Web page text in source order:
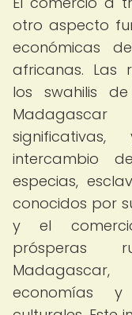
otro aspecto
económicas
africanas. Las
los swahilis
intercambio
especias,
conocidos por
y el
prósperas
economías